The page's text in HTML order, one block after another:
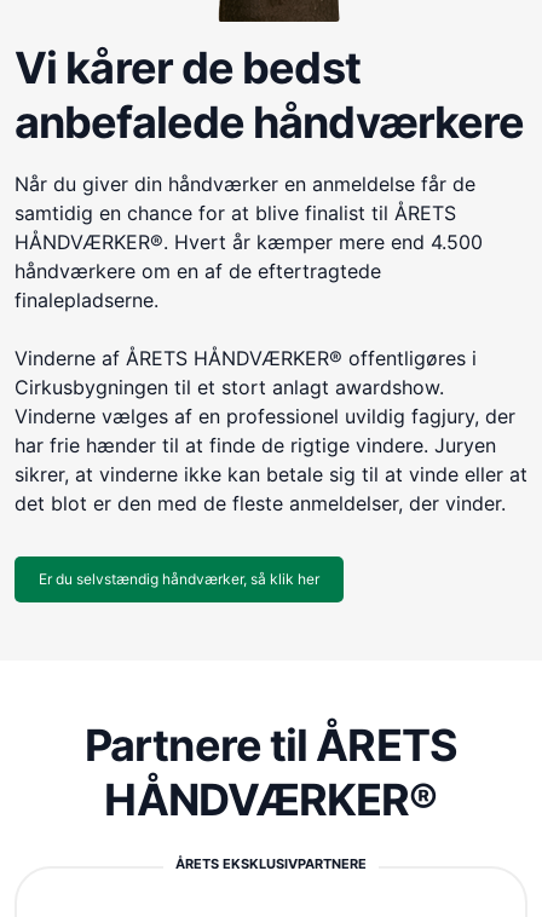
Vi kårer de bedst
anbefalede håndværkere
Når du giver din håndværker en anmeldelse får de
samtidig en chance for at blive finalist til ÅRETS
HÅNDVÆRKER®. Hvert år kæmper mere end 4.500
håndværkere om en af de eftertragtede
finalepladserne.
Vinderne af ÅRETS HÅNDVÆRKER® offentligøres i
Cirkusbygningen til et stort anlagt awardshow.
Vinderne vælges af en professionel uvildig fagjury, der
har frie hænder til at finde de rigtige vindere. Juryen
sikrer, at vinderne ikke kan betale sig til at vinde eller at
det blot er den med de fleste anmeldelser, der vinder.
Er du selvstændig håndværker, så klik her
Partnere til ÅRETS
HÅNDVÆRKER®
ÅRETS EKSKLUSIVPARTNERE